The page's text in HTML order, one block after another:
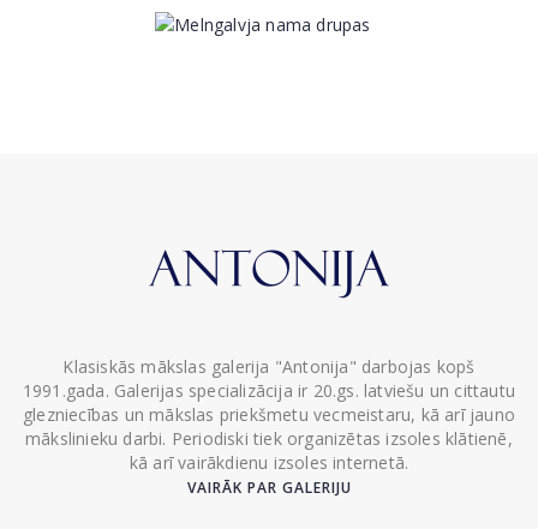
Klasiskās mākslas galerija "Antonija" darbojas kopš
1991.gada. Galerijas specializācija ir 20.gs. latviešu un cittautu
glezniecības un mākslas priekšmetu vecmeistaru, kā arī jauno
mākslinieku darbi. Periodiski tiek organizētas izsoles klātienē,
kā arī vairākdienu izsoles internetā.
VAIRĀK PAR GALERIJU